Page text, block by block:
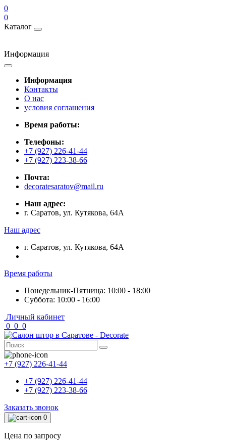
0
0
Каталог
Информация
Информация
Контакты
О нас
условия соглашения
Время работы:
Телефоны:
+7 (927) 226-41-44
+7 (927) 223-38-66
Почта:
decoratesaratov@mail.ru
Наш адрес:
г. Саратов, ул. Кутякова, 64А
Наш адрес
г. Саратов, ул. Кутякова, 64А
Время работы
Понедельник-Пятница: 10:00 - 18:00
Суббота: 10:00 - 16:00
Личный кабинет
0 0 0
+7 (927) 226-41-44
+7 (927) 226-41-44
+7 (927) 223-38-66
Заказать звонок
0
Цена по запросу